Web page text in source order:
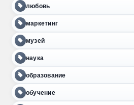
любовь
маркетинг
музей
наука
образование
обучение